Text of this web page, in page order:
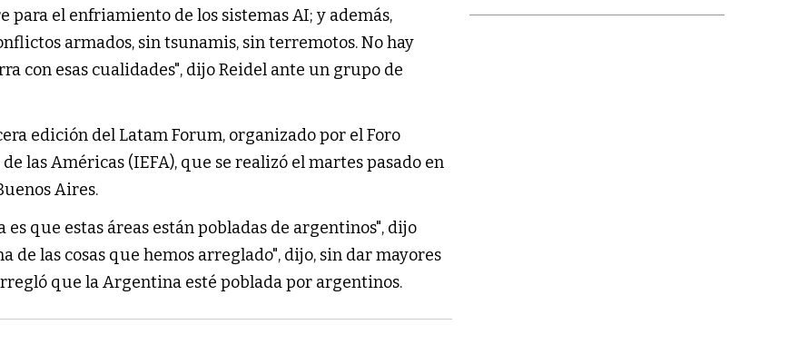
para el enfriamiento de los sistemas AI; y además,
armados, sin tsunamis, sin terremotos. No hay
con esas cualidades", dijo Reidel ante un grupo de
edición del Latam Forum, organizado por el Foro
las Américas (IEFA), que se realizó el martes pasado en
Aires.
que estas áreas están pobladas de argentinos", dijo
de las cosas que hemos arreglado", dijo, sin dar mayores
que la Argentina esté poblada por argentinos.